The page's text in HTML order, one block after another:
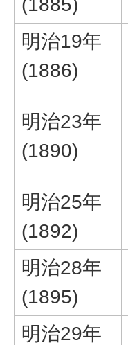
(1885)
明治19年
(1886)
明治23年
(1890)
明治25年
(1892)
明治28年
(1895)
明治29年